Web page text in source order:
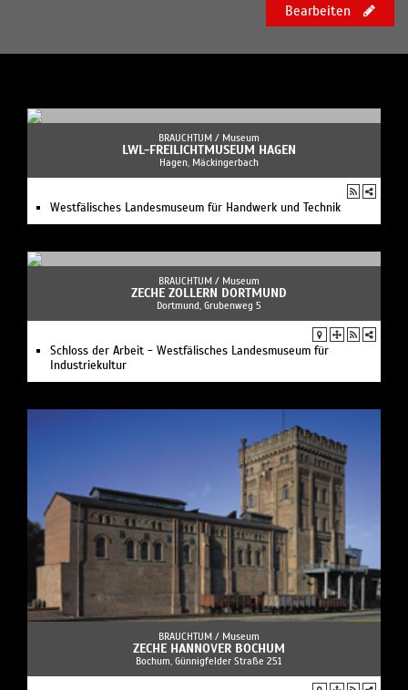
Bearbeiten
BRAUCHTUM / Museum
LWL-FREILICHTMUSEUM HAGEN
Hagen, Mäckingerbach
Westfälisches Landesmuseum für Handwerk und Technik
BRAUCHTUM / Museum
ZECHE ZOLLERN DORTMUND
Dortmund, Grubenweg 5
Schloss der Arbeit - Westfälisches Landesmuseum für
Industriekultur
BRAUCHTUM / Museum
ZECHE HANNOVER BOCHUM
Bochum, Günnigfelder Straße 251